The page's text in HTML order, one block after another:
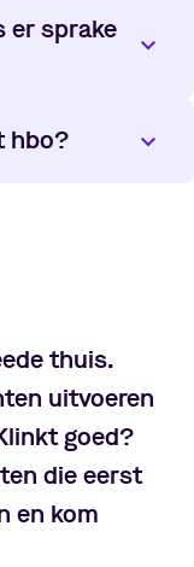
er sprake
hbo?
thuis.
uitvoeren
goed?
die eerst
en kom